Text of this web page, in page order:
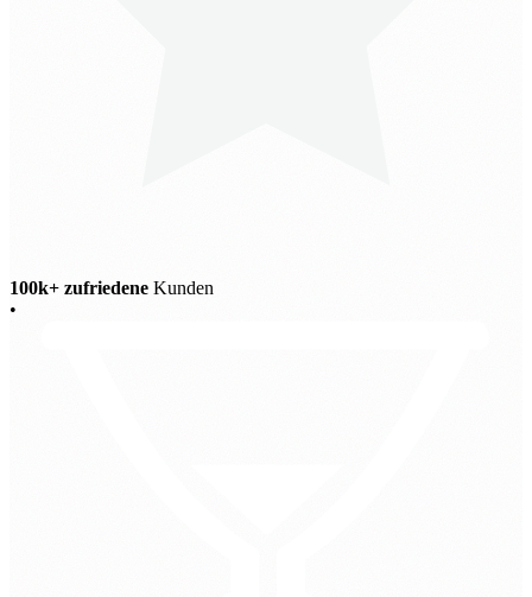
100k+ zufriedene Kunden
•